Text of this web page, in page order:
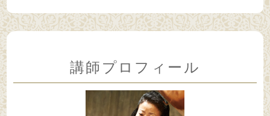
講師プロフィール